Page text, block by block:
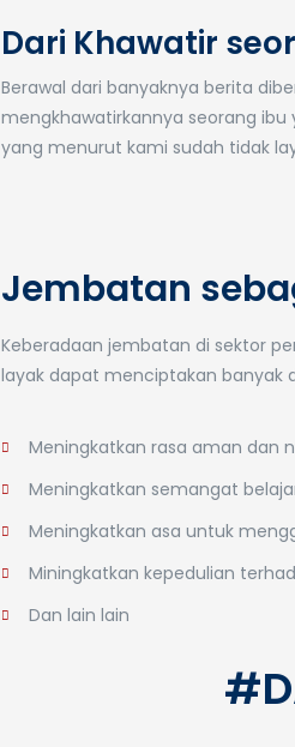
Dari Khawatir
Berawal dari banyaknya berita
mengkhawatirkannya seorang
yang menurut kami sudah tidak
Jembatan
Keberadaan jembatan di sektor
layak dapat menciptakan banyak
Meningkatkan rasa aman dan
Meningkatkan semangat
Meningkatkan asa untuk
Miningkatkan kepedulian
Dan lain lain